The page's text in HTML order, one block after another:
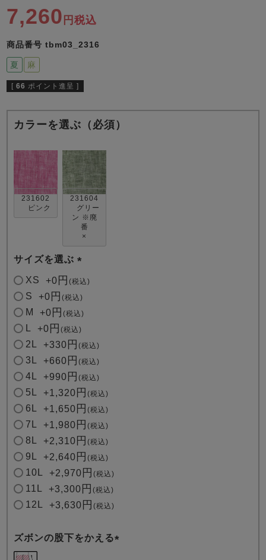
すべての季節のパジャマ一覧はこちら
単品
ン単品
単品
ン単品
売れ筋ランキング
- Item Ranking -
すべてのデザインのパジャマ一覧はこちら
7,260 税込
商品番号 tbm03_2316
夏 麻
[ 66 ポイント進呈 ]
カラーを選ぶ（必須）
231602
ピンク
231604
グリー
ン ※廃
番
×
サイズを選ぶ
(
)
XS +0 税込
S +0 税込
M +0 税込
+0 税込
2L +330 税込
3L +660 税込
4L +990 税込
5L +1,320 税込
6L +1,650 税込
7L +1,980 税込
8L +2,310 税込
9L +2,640 税込
10L +2,970 税込
11L +3,300 税込
12L +3,630 税込
ズボンの股下をかえる